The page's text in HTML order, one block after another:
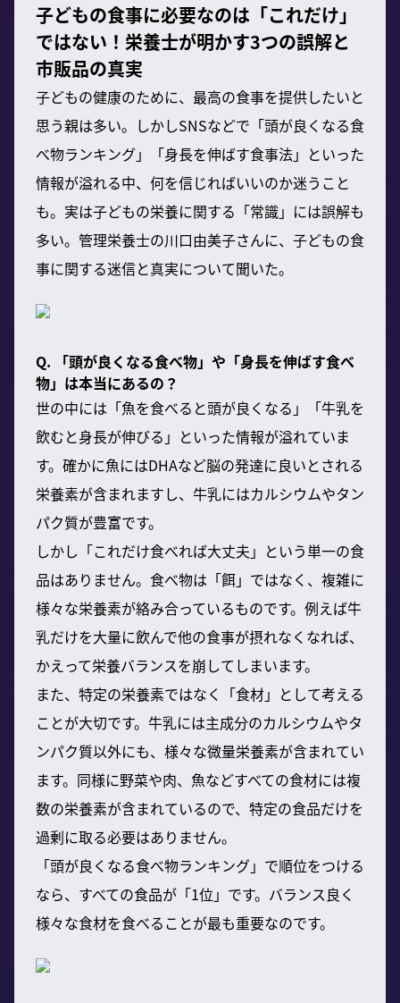
子どもの食事に必要なのは「これだけ」
ではない！栄養士が明かす3つの誤解と
市販品の真実
子どもの健康のために、最高の食事を提供したいと
思う親は多い。しかしSNSなどで「頭が良くなる食
べ物ランキング」「身長を伸ばす食事法」といった
情報が溢れる中、何を信じればいいのか迷うこと
も。実は子どもの栄養に関する「常識」には誤解も
多い。管理栄養士の川口由美子さんに、子どもの食
事に関する迷信と真実について聞いた。
Q. 「頭が良くなる食べ物」や「身長を伸ばす食べ
物」は本当にあるの？
世の中には「魚を食べると頭が良くなる」「牛乳を
飲むと身長が伸びる」といった情報が溢れていま
す。確かに魚にはDHAなど脳の発達に良いとされる
栄養素が含まれますし、牛乳にはカルシウムやタン
パク質が豊富です。
しかし「これだけ食べれば大丈夫」という単一の食
品はありません。食べ物は「餌」ではなく、複雑に
様々な栄養素が絡み合っているものです。例えば牛
乳だけを大量に飲んで他の食事が摂れなくなれば、
かえって栄養バランスを崩してしまいます。
また、特定の栄養素ではなく「食材」として考える
ことが大切です。牛乳には主成分のカルシウムやタ
ンパク質以外にも、様々な微量栄養素が含まれてい
ます。同様に野菜や肉、魚などすべての食材には複
数の栄養素が含まれているので、特定の食品だけを
過剰に取る必要はありません。
「頭が良くなる食べ物ランキング」で順位をつける
なら、すべての食品が「1位」です。バランス良く
様々な食材を食べることが最も重要なのです。